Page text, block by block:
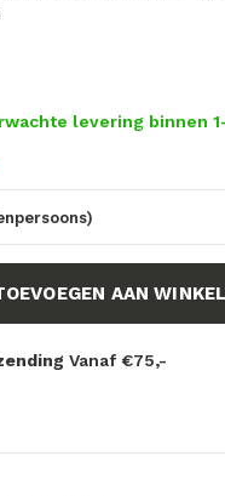
levering binnen
AAN
Vanaf €75,-